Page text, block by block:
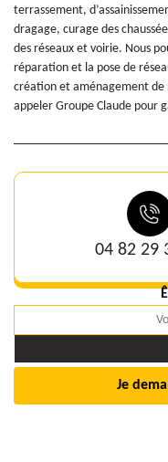
terrassement,
dragage, curage des
des réseaux et voirie. Nous
réparation et la pose de
création et aménagement de
appeler Groupe Claude pour
04 82 29
Je